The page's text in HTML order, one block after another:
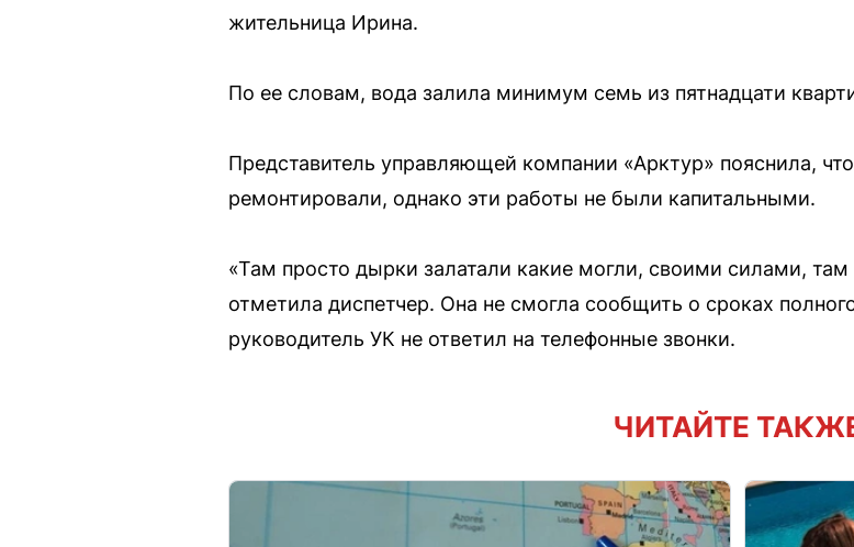
жительница Ирина.
По ее словам, вода залила минимум семь из пятнадцати
Представитель управляющей компании «Арктур» пояснила,
ремонтировали, однако эти работы не были капитальными.
«Там просто дырки залатали какие могли, своими силами,
отметила диспетчер. Она не смогла сообщить о сроках
руководитель УК не ответил на телефонные звонки.
ЧИТАЙТЕ